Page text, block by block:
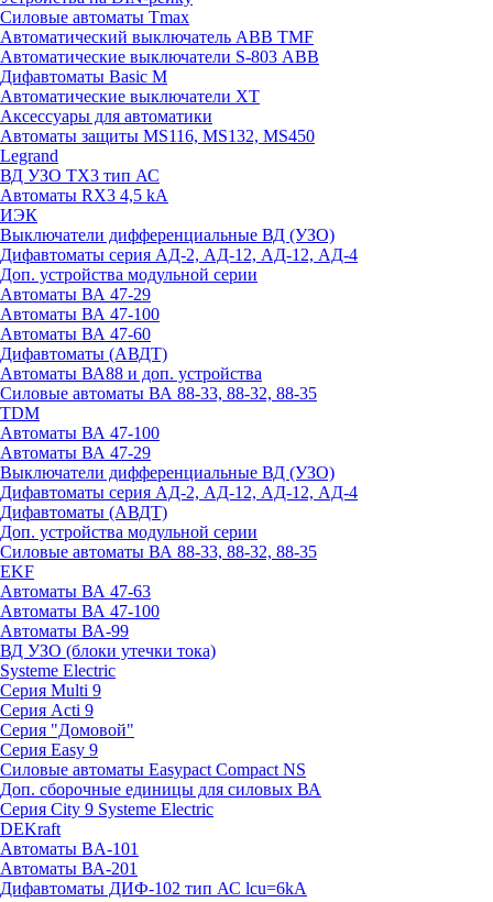
Силовые автоматы Tmax
Автоматический выключатель ABB TMF
Автоматические выключатели S-803 АВВ
Дифавтоматы Basic M
Автоматические выключатели XT
Аксессуары для автоматики
Автоматы защиты MS116, MS132, MS450
Legrand
ВД УЗО TX3 тип АС
Автоматы RX3 4,5 kA
ИЭК
Выключатели дифференциальные ВД (УЗО)
Дифавтоматы серия АД-2, АД-12, АД-12, АД-4
Доп. устройства модульной серии
Автоматы ВА 47-29
Автоматы ВА 47-100
Автоматы ВА 47-60
Дифавтоматы (АВДТ)
Автоматы ВА88 и доп. устройства
Силовые автоматы ВА 88-33, 88-32, 88-35
TDM
Автоматы ВА 47-100
Автоматы ВА 47-29
Выключатели дифференциальные ВД (УЗО)
Дифавтоматы серия АД-2, АД-12, АД-12, АД-4
Дифавтоматы (АВДТ)
Доп. устройства модульной серии
Силовые автоматы ВА 88-33, 88-32, 88-35
EKF
Автоматы ВА 47-63
Автоматы ВА 47-100
Автоматы ВА-99
ВД УЗО (блоки утечки тока)
Systeme Electric
Серия Multi 9
Серия Acti 9
Серия "Домовой"
Серия Easy 9
Силовые автоматы Easypact Compact NS
Доп. сборочные единицы для силовых ВА
Серия City 9 Systeme Electric
DEKraft
Автоматы BA-101
Автоматы ВА-201
Дифавтоматы ДИФ-102 тип АС lcu=6kA